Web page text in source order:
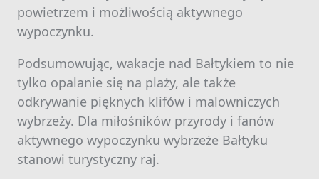
powietrzem i możliwością aktywnego
wypoczynku.
Podsumowując, wakacje nad Bałtykiem to nie
tylko opalanie się na plaży, ale także
odkrywanie pięknych klifów i malowniczych
wybrzeży. Dla miłośników przyrody i fanów
aktywnego wypoczynku wybrzeże Bałtyku
stanowi turystyczny raj.